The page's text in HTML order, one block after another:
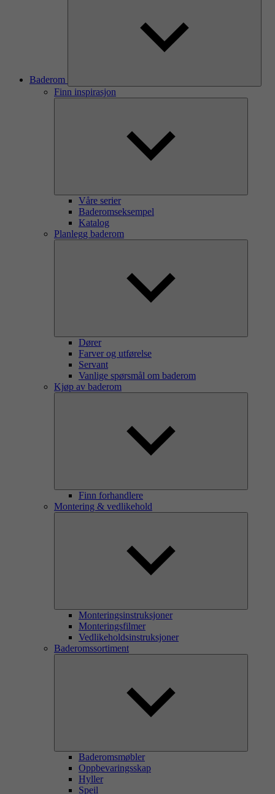
Baderom
Finn inspirasjon
Våre serier
Baderomseksempel
Katalog
Planlegg baderom
Dører
Farver og utførelse
Servant
Vanlige spørsmål om baderom
Kjøp av baderom
Finn forhandlere
Montering & vedlikehold
Monteringsinstruksjoner
Monteringsfilmer
Vedlikeholdsinstruksjoner
Baderomssortiment
Baderomsmøbler
Oppbevaringsskap
Hyller
Speil